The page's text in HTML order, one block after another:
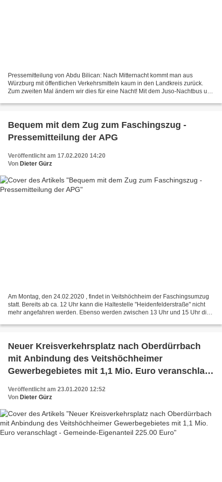
Pressemitteilung von Abdu Bilican: Nach Mitternacht kommt man aus
Würzburg mit öffentlichen Verkehrsmitteln kaum in den Landkreis zurück.
Zum zweiten Mal ändern wir dies für eine Nacht! Mit dem Juso-Nachtbus und
Bequem mit dem Zug zum Faschingszug -
Pressemitteilung der APG
Veröffentlicht am 17.02.2020 14:20
Von Dieter Gürz
Am Montag, den 24.02.2020 , findet in Veitshöchheim der Faschingsumzug
statt. Bereits ab ca. 12 Uhr kann die Haltestelle "Heidenfelderstraße" nicht
mehr angefahren werden. Ebenso werden zwischen 13 Uhr und 15 Uhr die
Neuer Kreisverkehrsplatz nach Oberdürrbach
mit Anbindung des Veitshöchheimer
Gewerbegebietes mit 1,1 Mio. Euro veranschlagt
Veröffentlicht am 23.01.2020 12:52
Von Dieter Gürz